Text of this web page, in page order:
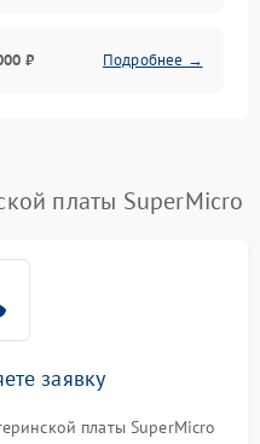
₽ Подробнее →
платы SuperMicro
заявку
платы SuperMicro